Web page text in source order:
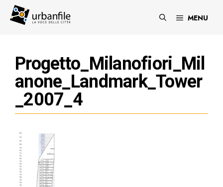
MENU
Progetto_Milanofiori_Mil
anone_Landmark_Tower
_2007_4